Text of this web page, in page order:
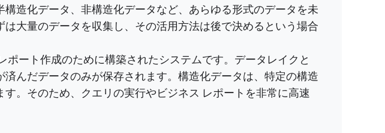
造化データ、非構造化データなど、あらゆる形式のデータを未
大量のデータを収集し、その活用方法は後で決めるという場合
ポート作成のために構築されたシステムです。データレイクと
んだデータのみが保存されます。構造化データは、特定の構造
す。そのため、クエリの実行やビジネス レポートを非常に高速